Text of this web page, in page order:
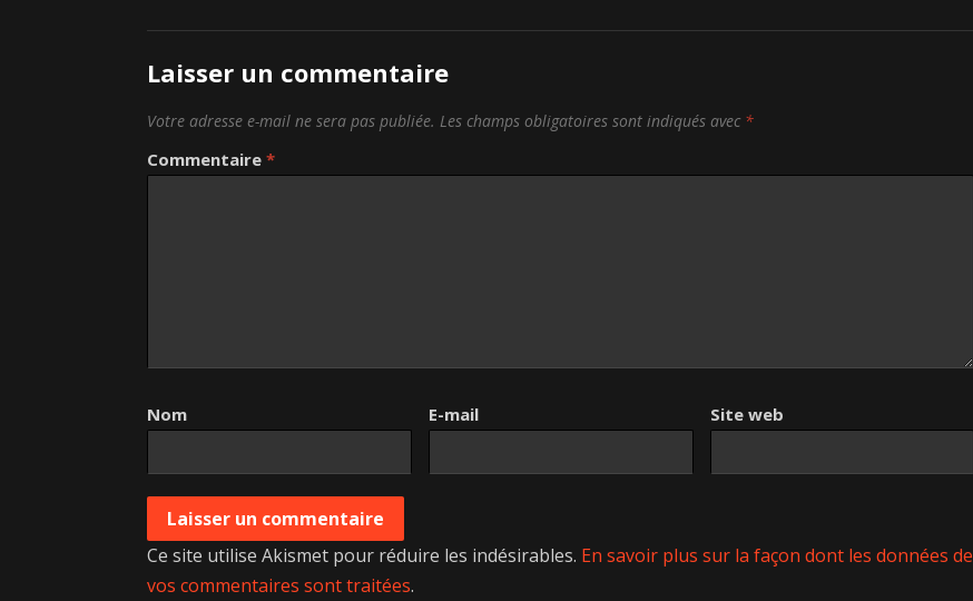
Laisser un commentaire
Votre adresse e-mail ne sera pas publiée. Les champs obligatoires sont indiqués avec *
Commentaire *
Nom E-mail Site web
Ce site utilise Akismet pour réduire les indésirables. En savoir plus sur la façon dont les données de
vos commentaires sont traitées.